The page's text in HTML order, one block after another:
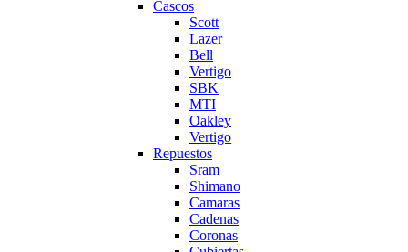
Cascos
Scott
Lazer
Bell
Vertigo
SBK
MTI
Oakley
Vertigo
Repuestos
Sram
Shimano
Camaras
Cadenas
Coronas